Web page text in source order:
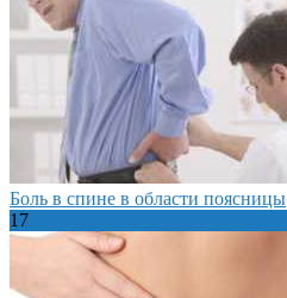
Боль в спине в области поясницы
17